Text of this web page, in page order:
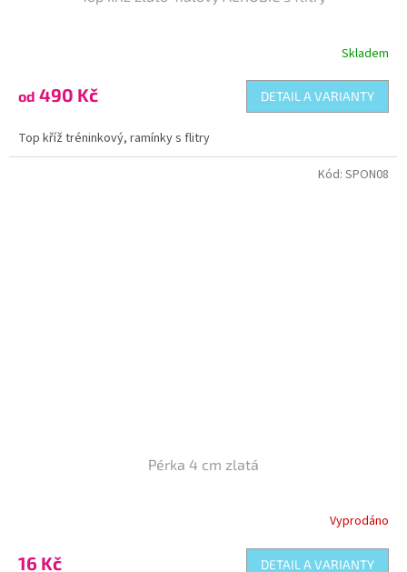
Skladem
od 490 Kč DETAIL A VARIANTY
Top kříž tréninkový, ramínky s flitry
Pérka 4 cm zlatá
Vyprodáno
16 Kč DETAIL A VARIANTY
Kód: SPON08